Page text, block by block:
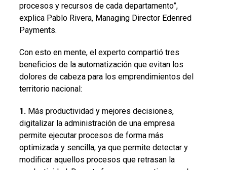
procesos y recursos de cada departamento”,
explica Pablo Rivera, Managing Director Edenred
Payments.
Con esto en mente, el experto compartió tres
beneficios de la automatización que evitan los
dolores de cabeza para los emprendimientos del
territorio nacional:
1. Más productividad y mejores decisiones,
digitalizar la administración de una empresa
permite ejecutar procesos de forma más
optimizada y sencilla, ya que permite detectar y
modificar aquellos procesos que retrasan la